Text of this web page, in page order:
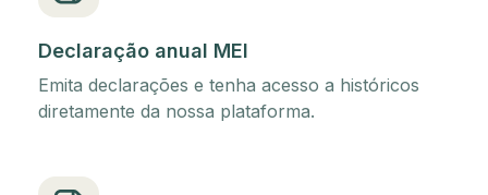
Declaração anual MEI
Emita declarações e tenha acesso a históricos
diretamente da nossa plataforma.